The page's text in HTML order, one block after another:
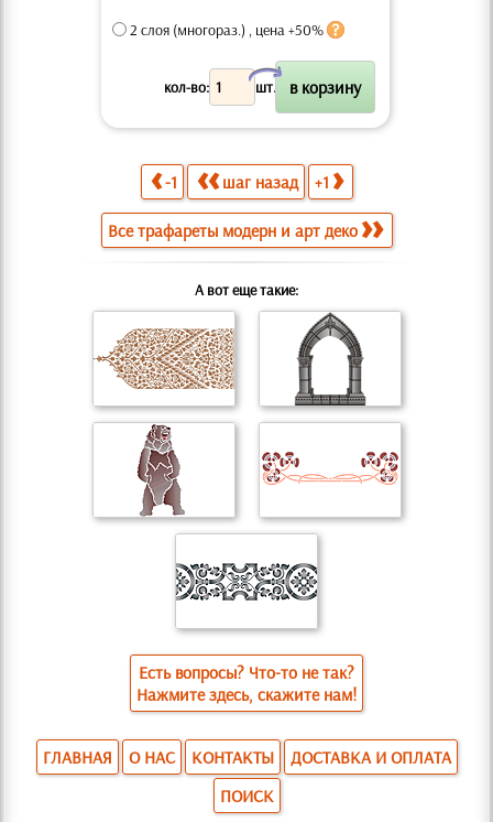
2 слоя (многораз.) , цена +50%
кол-во: шт.
X
-1 шаг назад +1
Все трафареты модерн и арт деко
А вот еще такие:
Есть вопросы? Что-то не так?
Нажмите здесь, скажите нам!
ГЛАВНАЯ О НАС КОНТАКТЫ
ДОСТАВКА И ОПЛАТА
ПОИСК